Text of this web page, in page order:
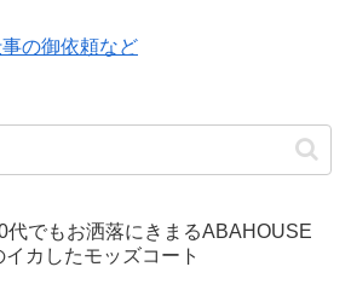
の御依頼など
代でもお洒落にきまるABAHOUSE
イカしたモッズコート